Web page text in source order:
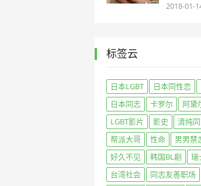
2018-01-
标签云
日本LGBT 日本同性恋
日本同志
卡罗尔
阿黛
LGBT影片
影史
清纯
帮派大哥
性命 男男禁
好久不见
韩国BL剧
瑞
台湾社会
同志友善职场